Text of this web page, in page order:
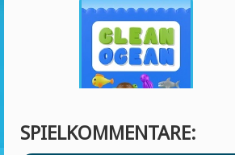
SPIELKOMMENTARE: